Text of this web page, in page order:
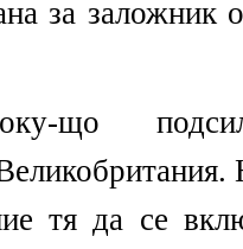
за заложник
що
тя да се